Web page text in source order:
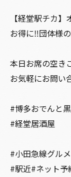
【経堂駅チカ
お得に‼️団体様
本日お席の空き
お気軽にお問い
#博多おでんと
#経堂居酒屋
#小田急線グル
#駅近#ネット